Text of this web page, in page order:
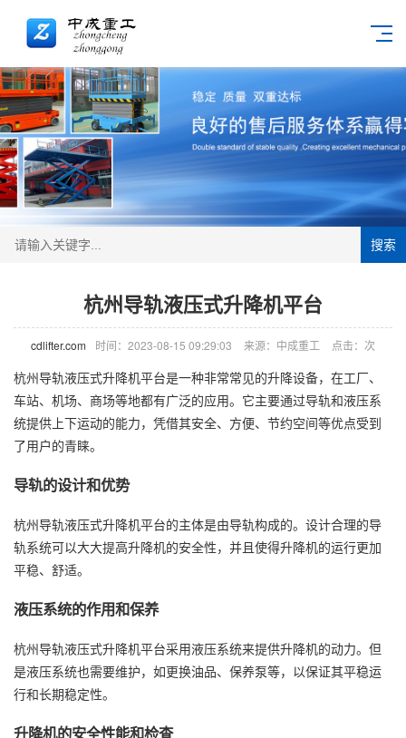
搜索
杭州导轨液压式升降机平台
cdlifter.com 时间：2023-08-15 09:29:03 来源：中成重工 点击： 次
杭州导轨液压式升降机平台是一种非常常见的升降设备，在工厂、
车站、机场、商场等地都有广泛的应用。它主要通过导轨和液压系
统提供上下运动的能力，凭借其安全、方便、节约空间等优点受到
了用户的青睐。
导轨的设计和优势
杭州导轨液压式升降机平台的主体是由导轨构成的。设计合理的导
轨系统可以大大提高升降机的安全性，并且使得升降机的运行更加
平稳、舒适。
液压系统的作用和保养
杭州导轨液压式升降机平台采用液压系统来提供升降机的动力。但
是液压系统也需要维护，如更换油品、保养泵等，以保证其平稳运
行和长期稳定性。
升降机的安全性能和检查